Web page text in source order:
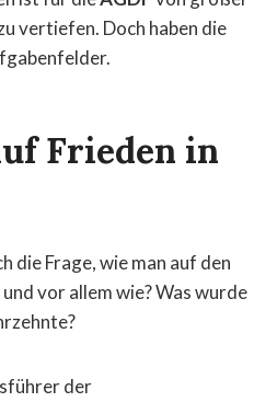
vertiefen. Doch haben die
Frieden in
Frage, wie man auf den
vor allem wie? Was wurde
der